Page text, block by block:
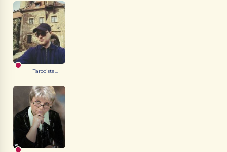
Tarocista...